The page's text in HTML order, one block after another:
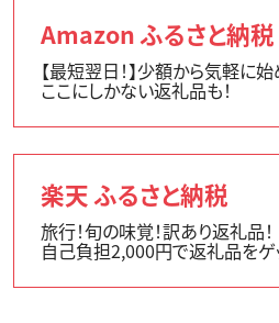
Amazon ふるさと納税
【最短翌日！】少額から気軽に
ここにしかない返礼品も！
楽天 ふるさと納税
旅行！旬の味覚！訳あり返礼品！
自己負担2,000円で返礼品をゲ